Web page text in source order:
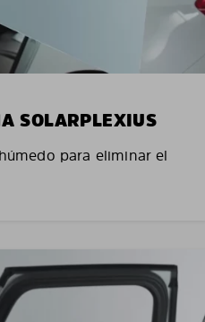
SOLARPLEXIUS
para eliminar el